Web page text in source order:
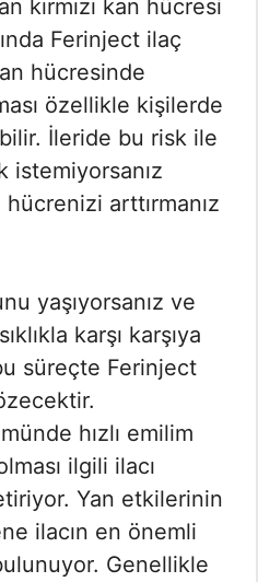
kırmızı kan hücresi
Ferinject ilaç
hücresinde
özellikle kişilerde
İleride bu risk ile
istemiyorsanız
hücrenizi arttırmanız
yaşıyorsanız ve
karşı karşıya
süreçte Ferinject
hızlı emilim
ilgili ilacı
Yan etkilerinin
ilacın en önemli
Genellikle